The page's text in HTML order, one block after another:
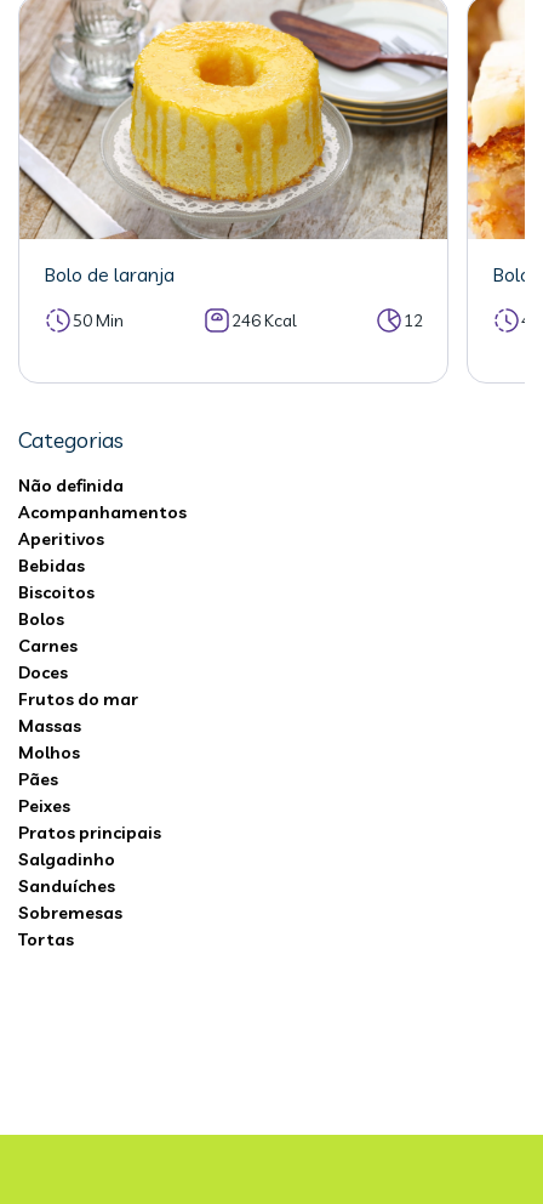
Bolo de laranja
50 Min 246 Kcal 12
Bolo
Categorias
Não definida
Acompanhamentos
Aperitivos
Bebidas
Biscoitos
Bolos
Carnes
Doces
Frutos do mar
Massas
Molhos
Pães
Peixes
Pratos principais
Salgadinho
Sanduíches
Sobremesas
Tortas